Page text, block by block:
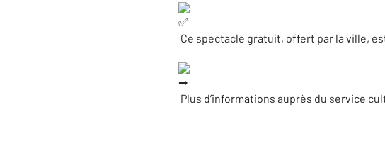
Ce spectacle gratuit, offert par la ville,
Plus d’informations auprès du service